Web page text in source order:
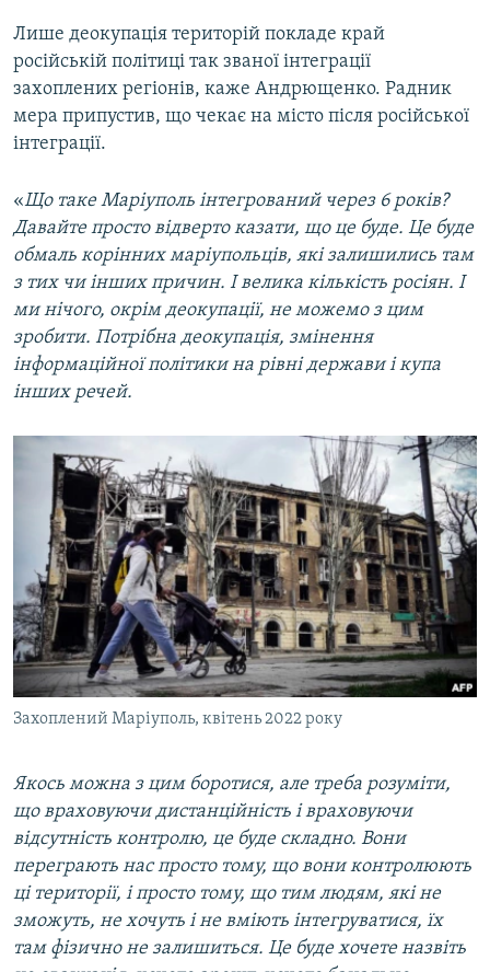
Лише деокупація територій покладе край
російській політиці так званої інтеграції
захоплених регіонів, каже Андрющенко. Радник
мера припустив, що чекає на місто після російської
інтеграції.
«Що таке Маріуполь інтегрований через 6 років?
Давайте просто відверто казати, що це буде. Це буде
обмаль корінних маріупольців, які залишились там
з тих чи інших причин. І велика кількість росіян. І
ми нічого, окрім деокупації, не можемо з цим
зробити. Потрібна деокупація, змінення
інформаційної політики на рівні держави і купа
інших речей.
Захоплений Маріуполь, квітень 2022 року
Якось можна з цим боротися, але треба розуміти,
що враховуючи дистанційність і враховуючи
відсутність контролю, це буде складно. Вони
переграють нас просто тому, що вони контролюють
ці території, і просто тому, що тим людям, які не
зможуть, не хочуть і не вміють інтегруватися, їх
там фізично не залишиться. Це буде хочете назвіть